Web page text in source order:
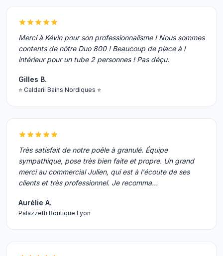
Merci à Kévin pour son professionnalisme ! Nous sommes
contents de nôtre Duo 800 ! Beaucoup de place à l
intérieur pour un tube 2 personnes ! Pas déçu.
Gilles B.
⭐ Caldarii Bains Nordiques ⭐
Très satisfait de notre poêle à granulé. Équipe
sympathique, pose très bien faite et propre. Un grand
merci au commercial Julien, qui est à l'écoute de ses
clients et très professionnel. Je recomma…
Aurélie A.
Palazzetti Boutique Lyon